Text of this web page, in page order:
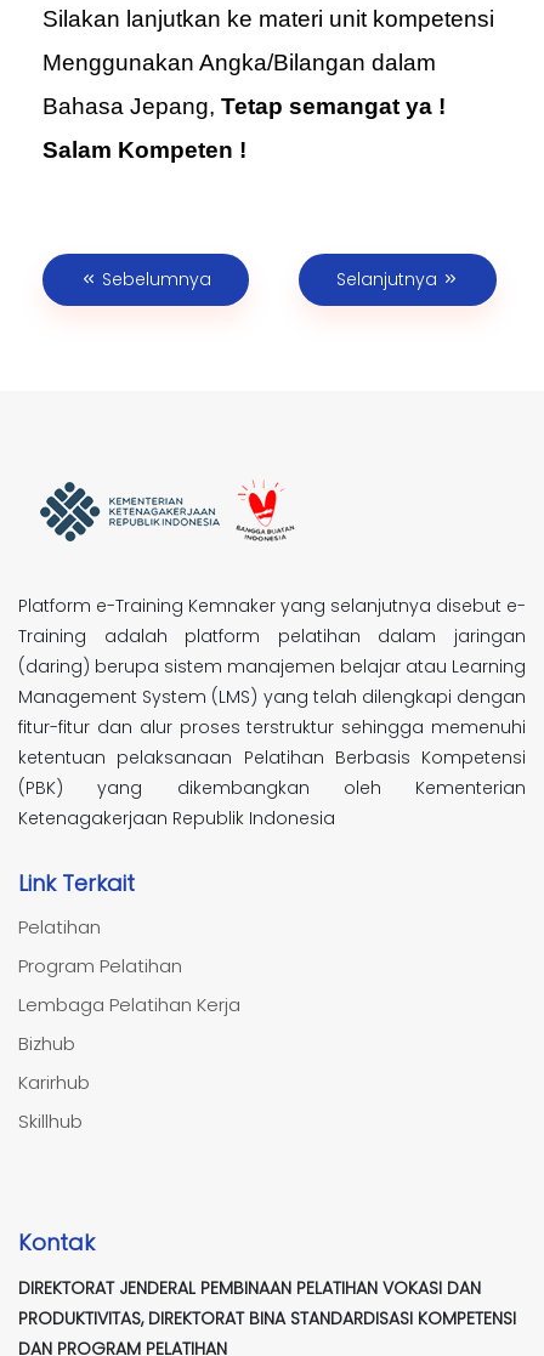
Silakan lanjutkan ke materi unit kompetensi
Menggunakan Angka/Bilangan dalam
Bahasa Jepang, Tetap semangat ya !
Salam Kompeten !
Sebelumnya Selanjutnya
Platform e-Training Kemnaker yang selanjutnya disebut e-
Training adalah platform pelatihan dalam jaringan
(daring) berupa sistem manajemen belajar atau Learning
Management System (LMS) yang telah dilengkapi dengan
fitur-fitur dan alur proses terstruktur sehingga memenuhi
ketentuan pelaksanaan Pelatihan Berbasis Kompetensi
(PBK) yang dikembangkan oleh Kementerian
Ketenagakerjaan Republik Indonesia
Link Terkait
Pelatihan
Program Pelatihan
Lembaga Pelatihan Kerja
Bizhub
Karirhub
Skillhub
Kontak
DIREKTORAT JENDERAL PEMBINAAN PELATIHAN VOKASI DAN
PRODUKTIVITAS, DIREKTORAT BINA STANDARDISASI KOMPETENSI
DAN PROGRAM PELATIHAN